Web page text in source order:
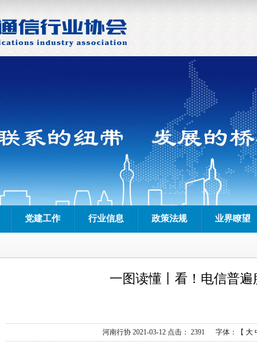
党建工作 行业信息 政策法规 业界瞭望
一图读懂丨看！电信普遍
河南行协 2021-03-12 点击： 2391 字体：【 大